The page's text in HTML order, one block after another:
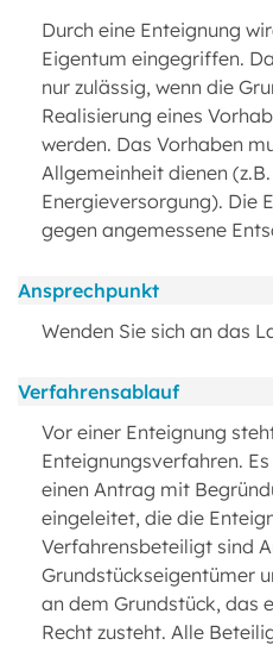
Durch eine Enteignung
Eigentum eingegriffen.
nur zulässig, wenn die
Realisierung eines
werden. Das Vorhaben
Allgemeinheit dienen
Energieversorgung). Die
gegen angemessene
Ansprechpunkt
Wenden Sie sich an das
Verfahrensablauf
Vor einer Enteignung
Enteignungsverfahren.
einen Antrag mit
eingeleitet, die die
Verfahrensbeteiligt sind
Grundstückseigentümer
an dem Grundstück, das
Recht zusteht. Alle